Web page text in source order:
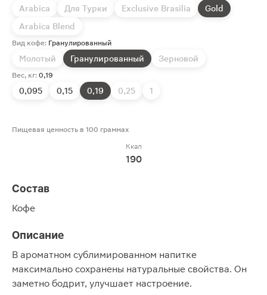
Arabica Для Турки Exclusive Brasilia
Gold
Arabica Blend
Вид кофе: Гранулированный
Молотый Гранулированный Зерновой
Вес, кг: 0,19
0,095 0,15 0,19 0,25 1
Пищевая ценность в 100 граммах
Ккал
190
Состав
Кофе
Описание
В ароматном сублимированном напитке
максимально сохранены натуральные свойства. Он
заметно бодрит, улучшает настроение.